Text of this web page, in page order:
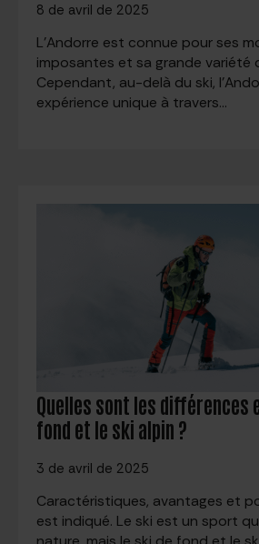
8 de avril de 2025
L'Andorre est connue pour ses
imposantes et sa grande variété
Cependant, au-delà du ski,
expérience unique à travers…
Quelles sont les différences
fond et le ski alpin ?
3 de avril de 2025
Caractéristiques, avantages et
est indiqué. Le ski est un sport